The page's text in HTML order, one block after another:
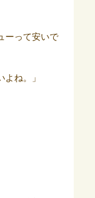
ーって安いで
ね。」